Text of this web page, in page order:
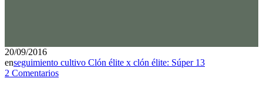
20/09/2016
enseguimiento cultivo Clón élite x clón élite: Súper 13
2 Comentarios